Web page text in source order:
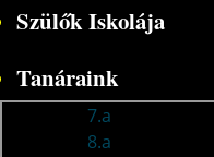
Szülők Iskolája
Tanáraink